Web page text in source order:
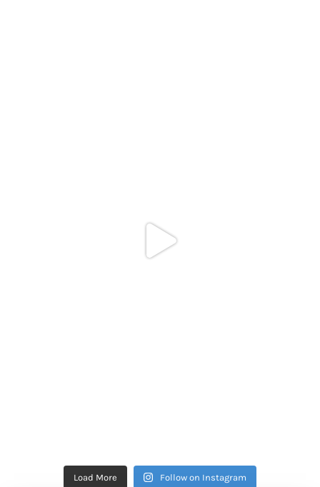
Load More Follow on Instagram